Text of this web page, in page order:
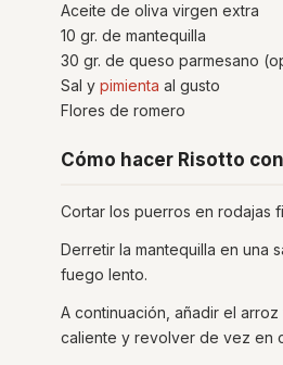
Aceite de oliva virgen extra
10 gr. de mantequilla
30 gr. de queso parmesano
Sal y pimienta al gusto
Flores de romero
Cómo hacer Risotto
Cortar los puerros en rodajas
Derretir la mantequilla en una
fuego lento.
A continuación, añadir el
caliente y revolver de vez en